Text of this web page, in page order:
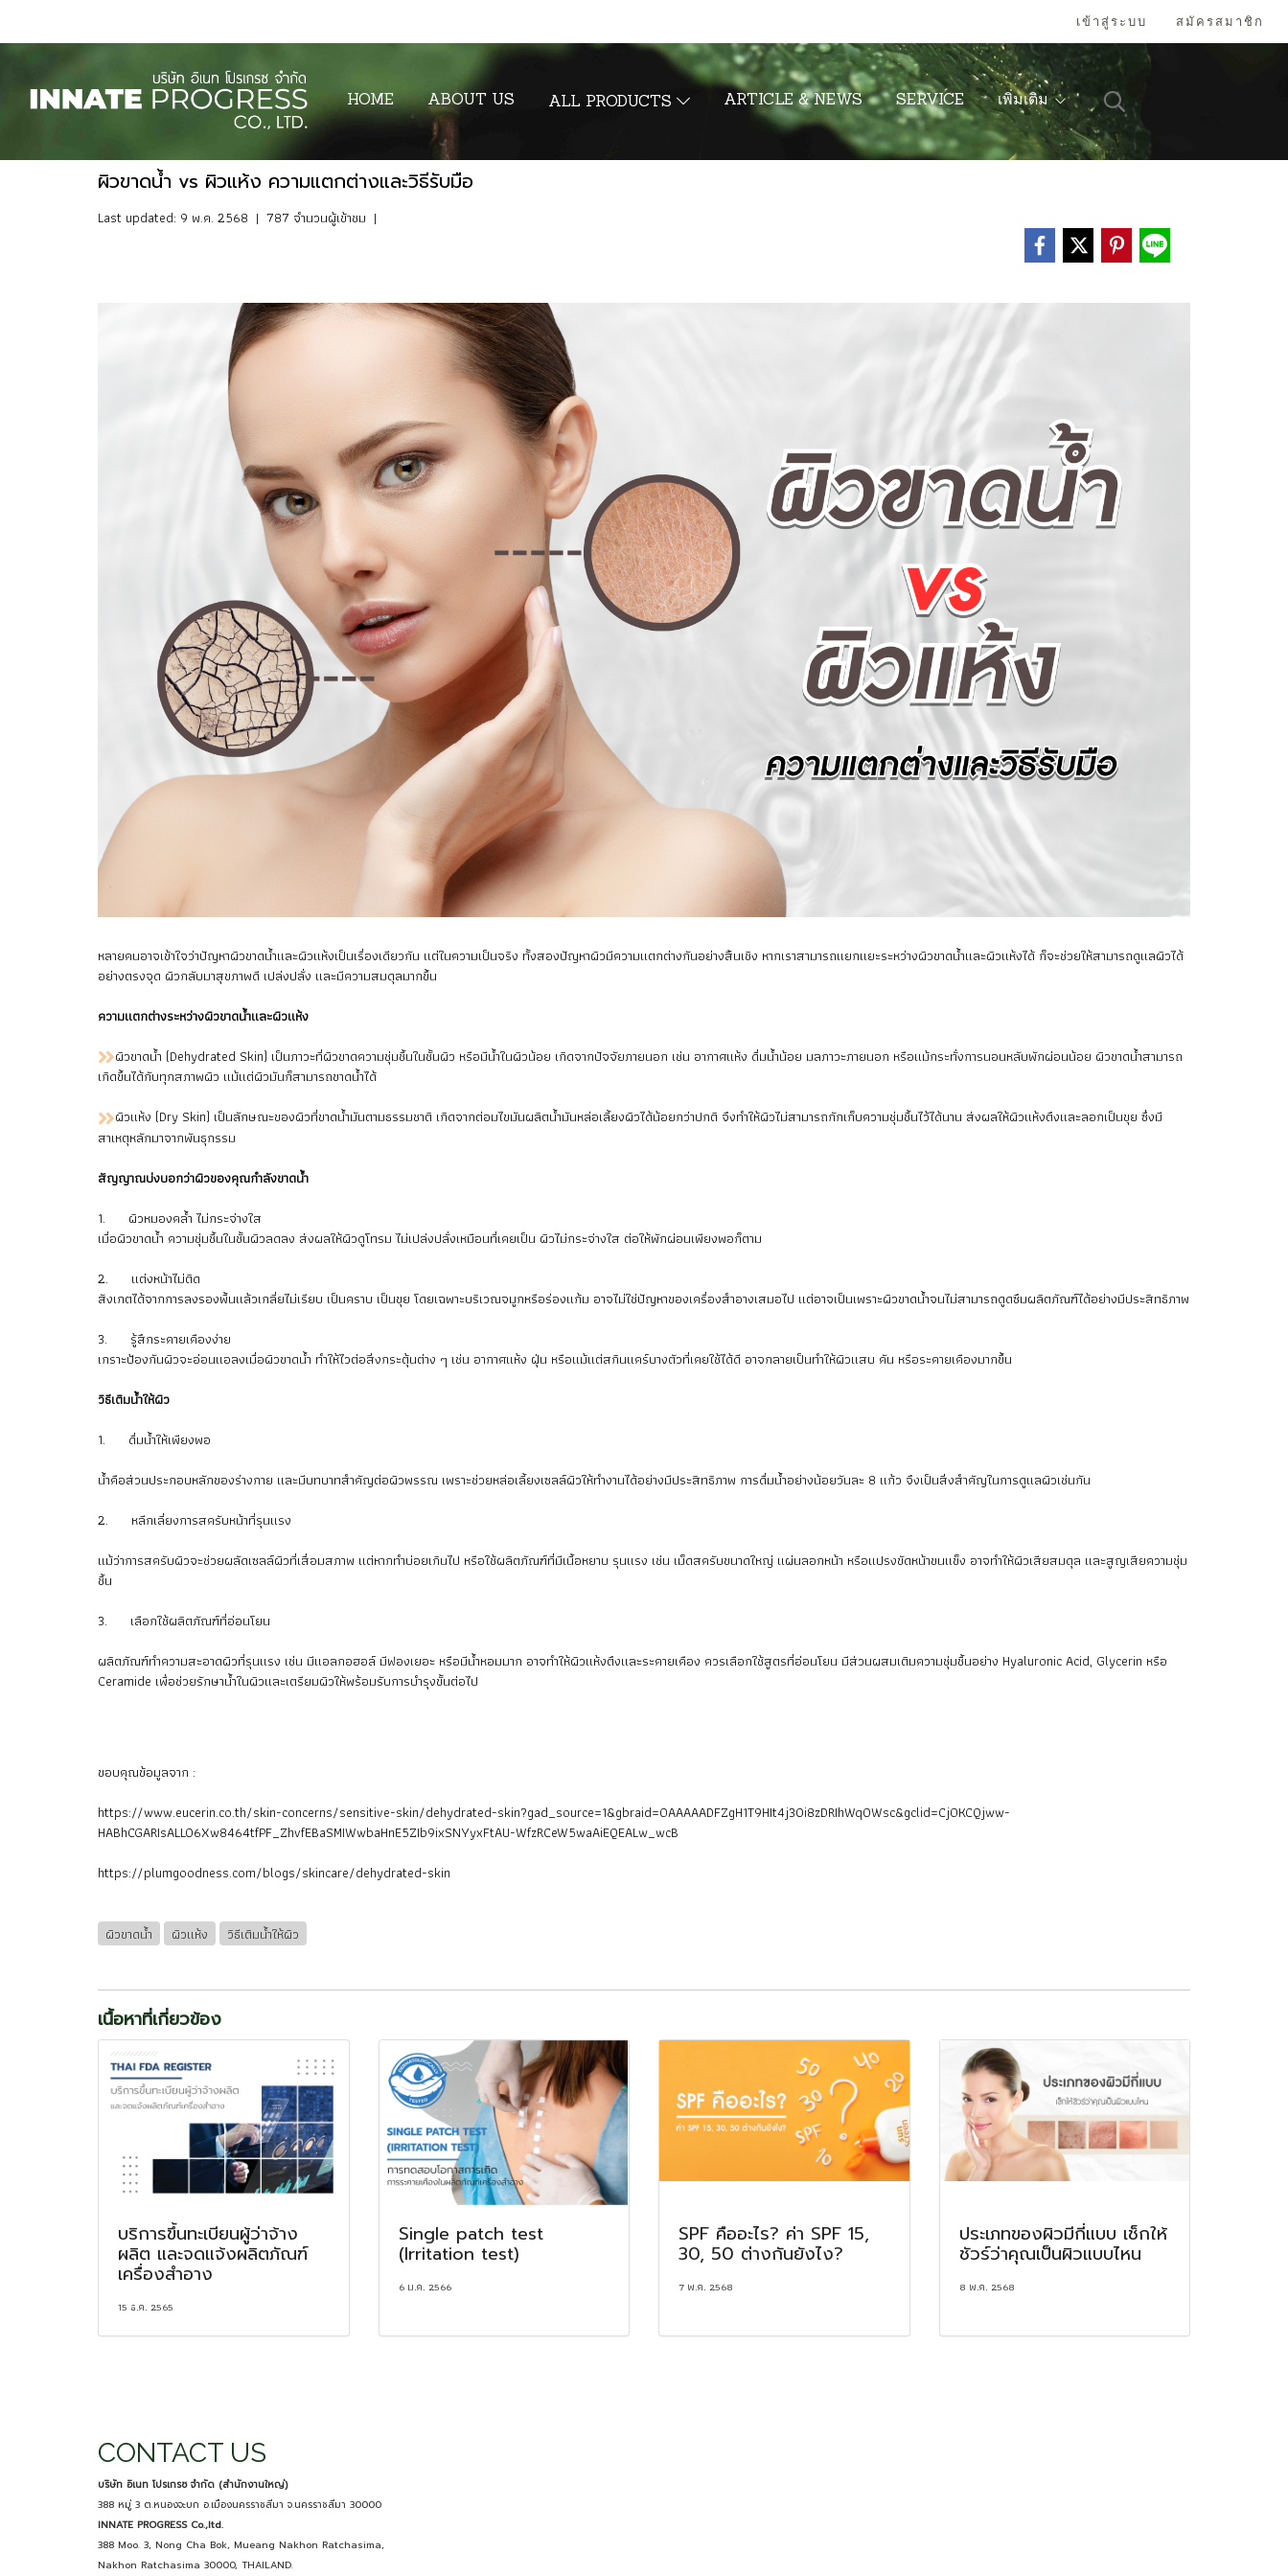
เข้าสู่ระบบ สมัครสมาชิก
HOME ABOUT US ALL PRODUCTS ARTICLE & NEWS SERVICE เพิ่มเติม
ผิวขาดน้ำ vs ผิวแห้ง ความแตกต่างและวิธีรับมือ
Last updated: 9 พ.ค. 2568 | 787 จำนวนผู้เข้าชม |
หลายคนอาจเข้าใจว่าปัญหาผิวขาดน้ำและผิวแห้งเป็นเรื่องเดียวกัน แต่ในความเป็นจริง ทั้งสองปัญหาผิวมีความแตกต่างกันอย่างสิ้นเชิง หากเราสามารถแยกแยะระหว่างผิวขาดน้ำและผิวแห้งได้ ก็จะช่วยให้สามารถดูแลผิวได้
อย่างตรงจุด ผิวกลับมาสุขภาพดี เปล่งปลั่ง และมีความสมดุลมากขึ้น
ความแตกต่างระหว่างผิวขาดน้ำและผิวแห้ง
ผิวขาดน้ำ (Dehydrated Skin) เป็นภาวะที่ผิวขาดความชุ่มชื้นในชั้นผิว หรือมีน้ำในผิวน้อย เกิดจากปัจจัยภายนอก เช่น อากาศแห้ง ดื่มน้ำน้อย มลภาวะภายนอก หรือแม้กระทั่งการนอนหลับพักผ่อนน้อย ผิวขาดน้ำสามารถ
เกิดขึ้นได้กับทุกสภาพผิว แม้แต่ผิวมันก็สามารถขาดน้ำได้
ผิวแห้ง (Dry Skin) เป็นลักษณะของผิวที่ขาดน้ำมันตามธรรมชาติ เกิดจากต่อมไขมันผลิตน้ำมันหล่อเลี้ยงผิวได้น้อยกว่าปกติ จึงทำให้ผิวไม่สามารถกักเก็บความชุ่มชื้นไว้ได้นาน ส่งผลให้ผิวแห้งตึงและลอกเป็นขุย ซึ่งมี
สาเหตุหลักมาจากพันธุกรรม
สัญญาณบ่งบอกว่าผิวของคุณกำลังขาดน้ำ
1. ผิวหมองคล้ำ ไม่กระจ่างใส
เมื่อผิวขาดน้ำ ความชุ่มชื้นในชั้นผิวลดลง ส่งผลให้ผิวดูโทรม ไม่เปล่งปลั่งเหมือนที่เคยเป็น ผิวไม่กระจ่างใส ต่อให้พักผ่อนเพียงพอก็ตาม
2. แต่งหน้าไม่ติด
สังเกตได้จากการลงรองพื้นแล้วเกลี่ยไม่เรียบ เป็นคราบ เป็นขุย โดยเฉพาะบริเวณจมูกหรือร่องแก้ม อาจไม่ใช่ปัญหาของเครื่องสำอางเสมอไป แต่อาจเป็นเพราะผิวขาดน้ำจนไม่สามารถดูดซึมผลิตภัณฑ์ได้อย่างมีประสิทธิภาพ
3. รู้สึกระคายเคืองง่าย
เกราะป้องกันผิวจะอ่อนแอลงเมื่อผิวขาดน้ำ ทำให้ไวต่อสิ่งกระตุ้นต่าง ๆ เช่น อากาศแห้ง ฝุ่น หรือแม้แต่สกินแคร์บางตัวที่เคยใช้ได้ดี อาจกลายเป็นทำให้ผิวแสบ คัน หรือระคายเคืองมากขึ้น
วิธีเติมน้ำให้ผิว
1. ดื่มน้ำให้เพียงพอ
น้ำคือส่วนประกอบหลักของร่างกาย และมีบทบาทสำคัญต่อผิวพรรณ เพราะช่วยหล่อเลี้ยงเซลล์ผิวให้ทำงานได้อย่างมีประสิทธิภาพ การดื่มน้ำอย่างน้อยวันละ 8 แก้ว จึงเป็นสิ่งสำคัญในการดูแลผิวเช่นกัน
2. หลีกเลี่ยงการสครับหน้าที่รุนแรง
แม้ว่าการสครับผิวจะช่วยผลัดเซลล์ผิวที่เสื่อมสภาพ แต่หากทำบ่อยเกินไป หรือใช้ผลิตภัณฑ์ที่มีเนื้อหยาบ รุนแรง เช่น เม็ดสครับขนาดใหญ่ แผ่นลอกหน้า หรือแปรงขัดหน้าขนแข็ง อาจทำให้ผิวเสียสมดุล และสูญเสียความชุ่ม
ชื้น
3. เลือกใช้ผลิตภัณฑ์ที่อ่อนโยน
ผลิตภัณฑ์ทำความสะอาดผิวที่รุนแรง เช่น มีแอลกอฮอล์ มีฟองเยอะ หรือมีน้ำหอมมาก อาจทำให้ผิวแห้งตึงและระคายเคือง ควรเลือกใช้สูตรที่อ่อนโยน มีส่วนผสมเติมความชุ่มชื้นอย่าง Hyaluronic Acid, Glycerin หรือ
Ceramide เพื่อช่วยรักษาน้ำในผิวและเตรียมผิวให้พร้อมรับการบำรุงขั้นต่อไป
ขอบคุณข้อมูลจาก :
https://www.eucerin.co.th/skin-concerns/sensitive-skin/dehydrated-skin?gad_source=1&gbraid=0AAAAADFZgH1T9HIt4j3Oi8zDRIhWqOWsc&gclid=Cj0KCQjww-
HABhCGARIsALLO6Xw8464tfPF_ZhvfEBaSMIWwbaHnE5ZIb9ixSNYyxFtAU-WfzRCeW5waAiEQEALw_wcB
https://plumgoodness.com/blogs/skincare/dehydrated-skin
ผิวขาดน้ำ ผิวแห้ง วิธีเติมน้ำให้ผิว
เนื้อหาที่เกี่ยวข้อง
บริการขึ้นทะเบียนผู้ว่าจ้าง
ผลิต และจดแจ้งผลิตภัณฑ์
เครื่องสำอาง
15 ธ.ค. 2565
Single patch test
(Irritation test)
6 ม.ค. 2566
SPF คืออะไร? ค่า SPF 15,
30, 50 ต่างกันยังไง?
7 พ.ค. 2568
ประเภทของผิวมีกี่แบบ เช็กให้
ชัวร์ว่าคุณเป็นผิวแบบไหน
8 พ.ค. 2568
CONTACT US
บริษัท อิเนท โปรเกรซ จำกัด (สำนักงานใหญ่)
388 หมู่ 3 ต.หนองจะบก อ.เมืองนครราชสีมา จ.นครราชสีมา 30000
INNATE PROGRESS Co.,ltd.
388 Moo. 3, Nong Cha Bok, Mueang Nakhon Ratchasima,
Nakhon Ratchasima 30000, THAILAND.